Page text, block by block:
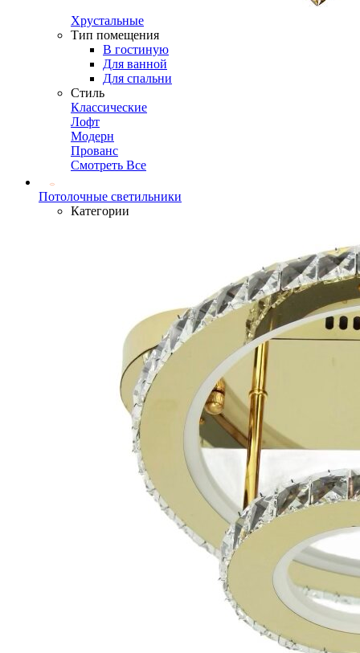
Хрустальные
Тип помещения
В гостиную
Для ванной
Для спальни
Стиль
Классические
Лофт
Модерн
Прованс
Смотреть Все
Потолочные светильники
Категории